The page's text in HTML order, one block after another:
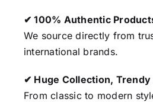
✔ 100% Authentic
We source directly from
international brands.
✔ Huge Collection, Trendy
From classic to modern